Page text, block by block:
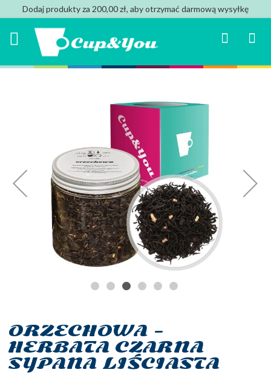
Dodaj produkty za 200,00 zł, aby otrzymać darmową wysyłkę
Mój
Search
ORZECHOWA -
HERBATA CZARNA
SYPANA LIŚCIASTA
Przejdź
na
początek
galerii